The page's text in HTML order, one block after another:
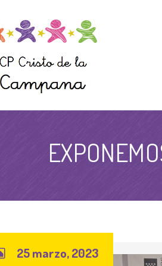
25 marzo, 2023